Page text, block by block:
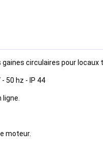
circulaires pour
50 hz - IP 44
ligne.
moteur.
/